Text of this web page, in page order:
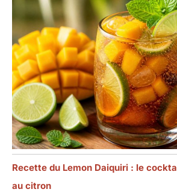
Recette du Lemon Daiquiri : le
au citron